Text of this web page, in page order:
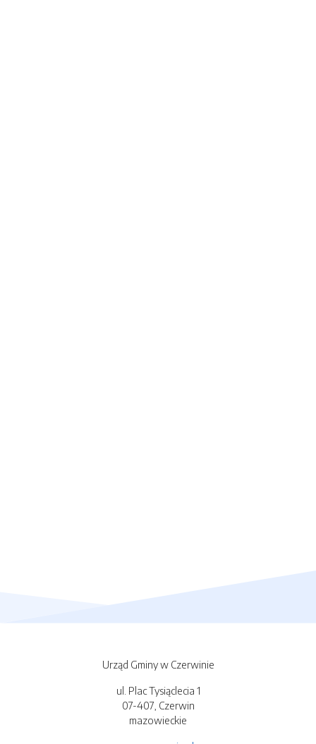
Urząd Gminy w Czerwinie
ul. Plac Tysiąclecia 1
07-407, Czerwin
mazowieckie